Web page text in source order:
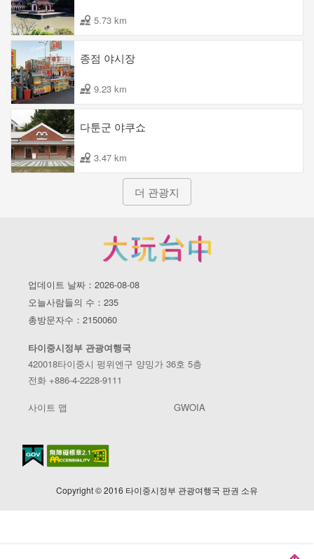
5.73 km
종점 야시장
9.23 km
다툰군 야쿠쇼
3.47 km
더 관광지
업데이트 날짜：2026-08-08
오늘사람들의 수：235
총방문자수：2150060
타이중시정부 관광여행국
420018타이중시 펑위엔구 양밍가 36호 5층
전화 +886-4-2228-9111
사이트 맵 GWOIA
Copyright © 2016 타이중시정부 관광여행국 판권 소유